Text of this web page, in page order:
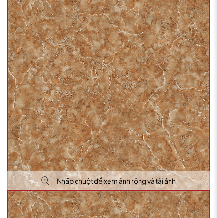
Nhấp chuột để xem ảnh rộng và tải ảnh